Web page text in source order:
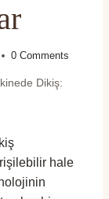
0 Comments
Dikiş:
hale